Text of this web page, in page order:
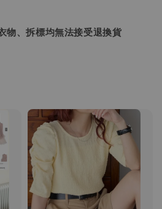
物、拆標均無法接受退換貨